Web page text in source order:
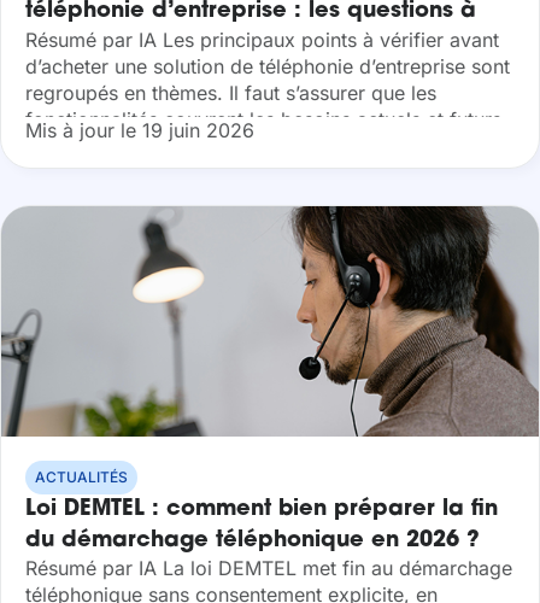
téléphonie d’entreprise : les questions à
poser à votre fournisseur
Résumé par IA Les principaux points à vérifier avant
d’acheter une solution de téléphonie d’entreprise sont
regroupés en thèmes. Il faut s’assurer que les
fonctionnalités couvrent les besoins actuels et futurs,
que la sécurité des communications...
Mis à jour le 19 juin 2026
ACTUALITÉS
Loi DEMTEL : comment bien préparer la fin
du démarchage téléphonique en 2026 ?
Résumé par IA La loi DEMTEL met fin au démarchage
téléphonique sans consentement explicite, en